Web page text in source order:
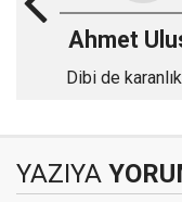
Ahmet
Dibi de
YAZIYA